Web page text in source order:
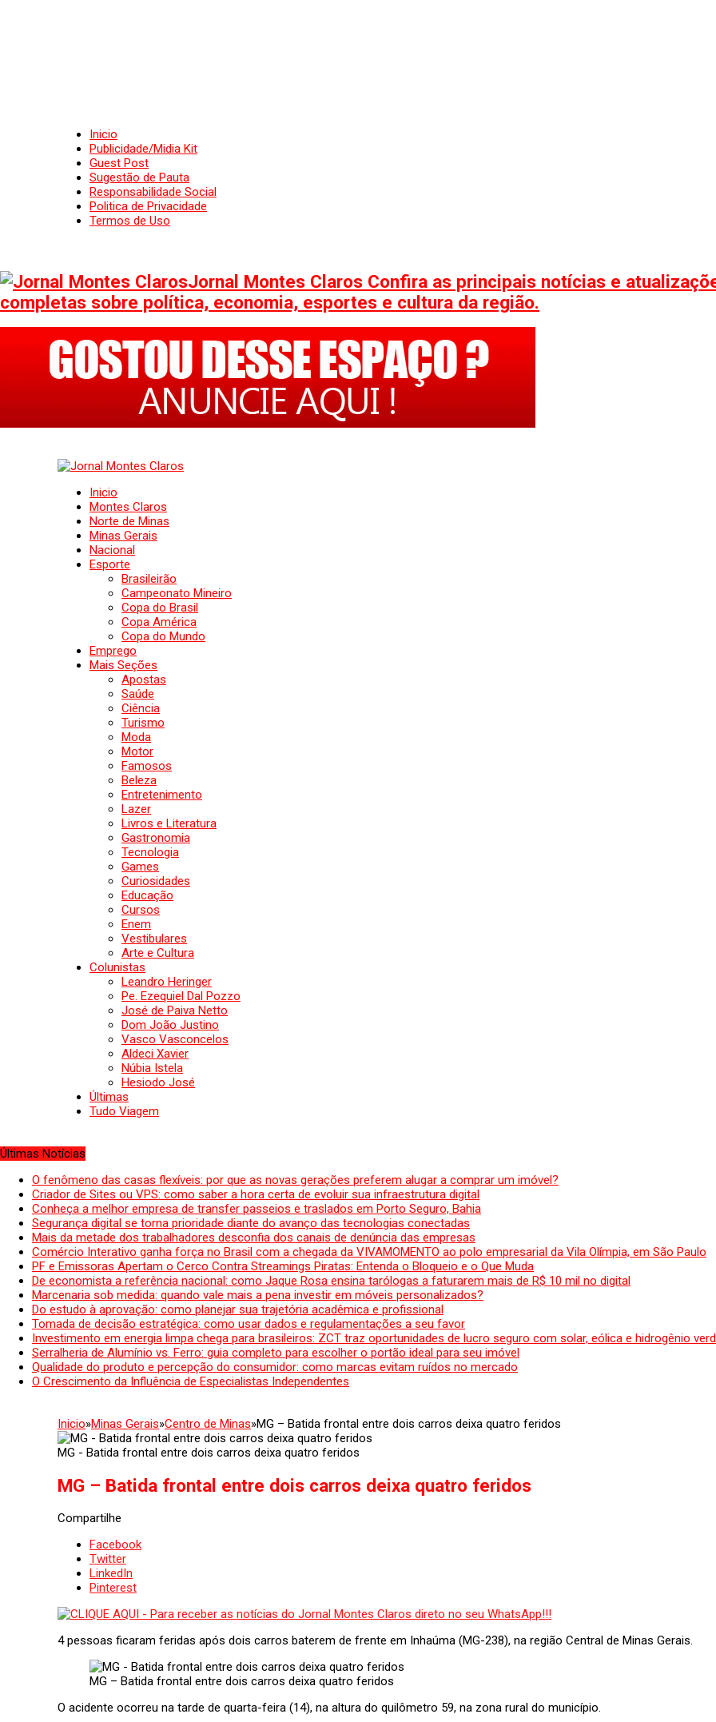
Inicio
Publicidade/Midia Kit
Guest Post
Sugestão de Pauta
Responsabilidade Social
Politica de Privacidade
Termos de Uso
Jornal Montes Claros Confira as principais notícias e
completas sobre política, economia, esportes e cultura da região.
Inicio
Montes Claros
Norte de Minas
Minas Gerais
Nacional
Esporte
Brasileirão
Campeonato Mineiro
Copa do Brasil
Copa América
Copa do Mundo
Emprego
Mais Seções
Apostas
Saúde
Ciência
Turismo
Moda
Motor
Famosos
Beleza
Entretenimento
Lazer
Livros e Literatura
Gastronomia
Tecnologia
Games
Curiosidades
Educação
Cursos
Enem
Vestibulares
Arte e Cultura
Colunistas
Leandro Heringer
Pe. Ezequiel Dal Pozzo
José de Paiva Netto
Dom João Justino
Vasco Vasconcelos
Aldeci Xavier
Núbia Istela
Hesiodo José
Últimas
Tudo Viagem
Últimas Notícias
O fenômeno das casas flexíveis: por que as novas gerações preferem alugar a comprar um imóvel?
Criador de Sites ou VPS: como saber a hora certa de evoluir sua infraestrutura digital
Conheça a melhor empresa de transfer passeios e traslados em Porto Seguro, Bahia
Segurança digital se torna prioridade diante do avanço das tecnologias conectadas
Mais da metade dos trabalhadores desconfia dos canais de denúncia das empresas
Comércio Interativo ganha força no Brasil com a chegada da VIVAMOMENTO ao polo empresarial da Vila Olímpia, em São Paulo
PF e Emissoras Apertam o Cerco Contra Streamings Piratas: Entenda o Bloqueio e o Que Muda
De economista a referência nacional: como Jaque Rosa ensina tarólogas a faturarem mais de R$ 10 mil no digital
Marcenaria sob medida: quando vale mais a pena investir em móveis personalizados?
Do estudo à aprovação: como planejar sua trajetória acadêmica e profissional
Tomada de decisão estratégica: como usar dados e regulamentações a seu favor
Investimento em energia limpa chega para brasileiros: ZCT traz oportunidades de lucro seguro com solar, eólica e hidrogênio
Serralheria de Alumínio vs. Ferro: guia completo para escolher o portão ideal para seu imóvel
Qualidade do produto e percepção do consumidor: como marcas evitam ruídos no mercado
O Crescimento da Influência de Especialistas Independentes
Inicio»Minas Gerais»Centro de Minas»MG – Batida frontal entre dois carros deixa quatro feridos
MG - Batida frontal entre dois carros deixa quatro feridos
MG – Batida frontal entre dois carros deixa quatro feridos
Compartilhe
Facebook
Twitter
LinkedIn
Pinterest
4 pessoas ficaram feridas após dois carros baterem de frente em Inhaúma (MG-238), na região Central de Minas Gerais.
MG – Batida frontal entre dois carros deixa quatro feridos
O acidente ocorreu na tarde de quarta-feira (14), na altura do quilômetro 59, na zona rural do município.